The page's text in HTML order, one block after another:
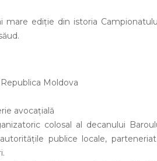
mare ediție din istoria
Moldova
avocațială
colosal al decanului
publice locale,